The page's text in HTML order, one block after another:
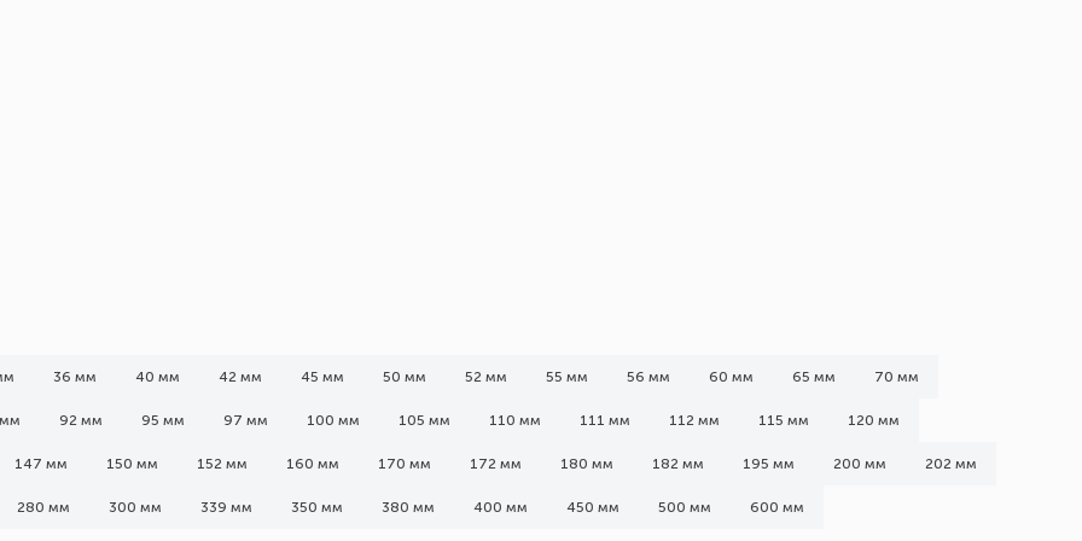
36 мм 40 мм 42 мм 45 мм 50 мм 52 мм 55 мм 56 мм 60 мм 65 мм 70 мм
92 мм 95 мм 97 мм 100 мм 105 мм 110 мм 111 мм 112 мм 115 мм 120 мм
147 мм 150 мм 152 мм 160 мм 170 мм 172 мм 180 мм 182 мм 195 мм 200 мм 202 мм
280 мм 300 мм 339 мм 350 мм 380 мм 400 мм 450 мм 500 мм 600 мм